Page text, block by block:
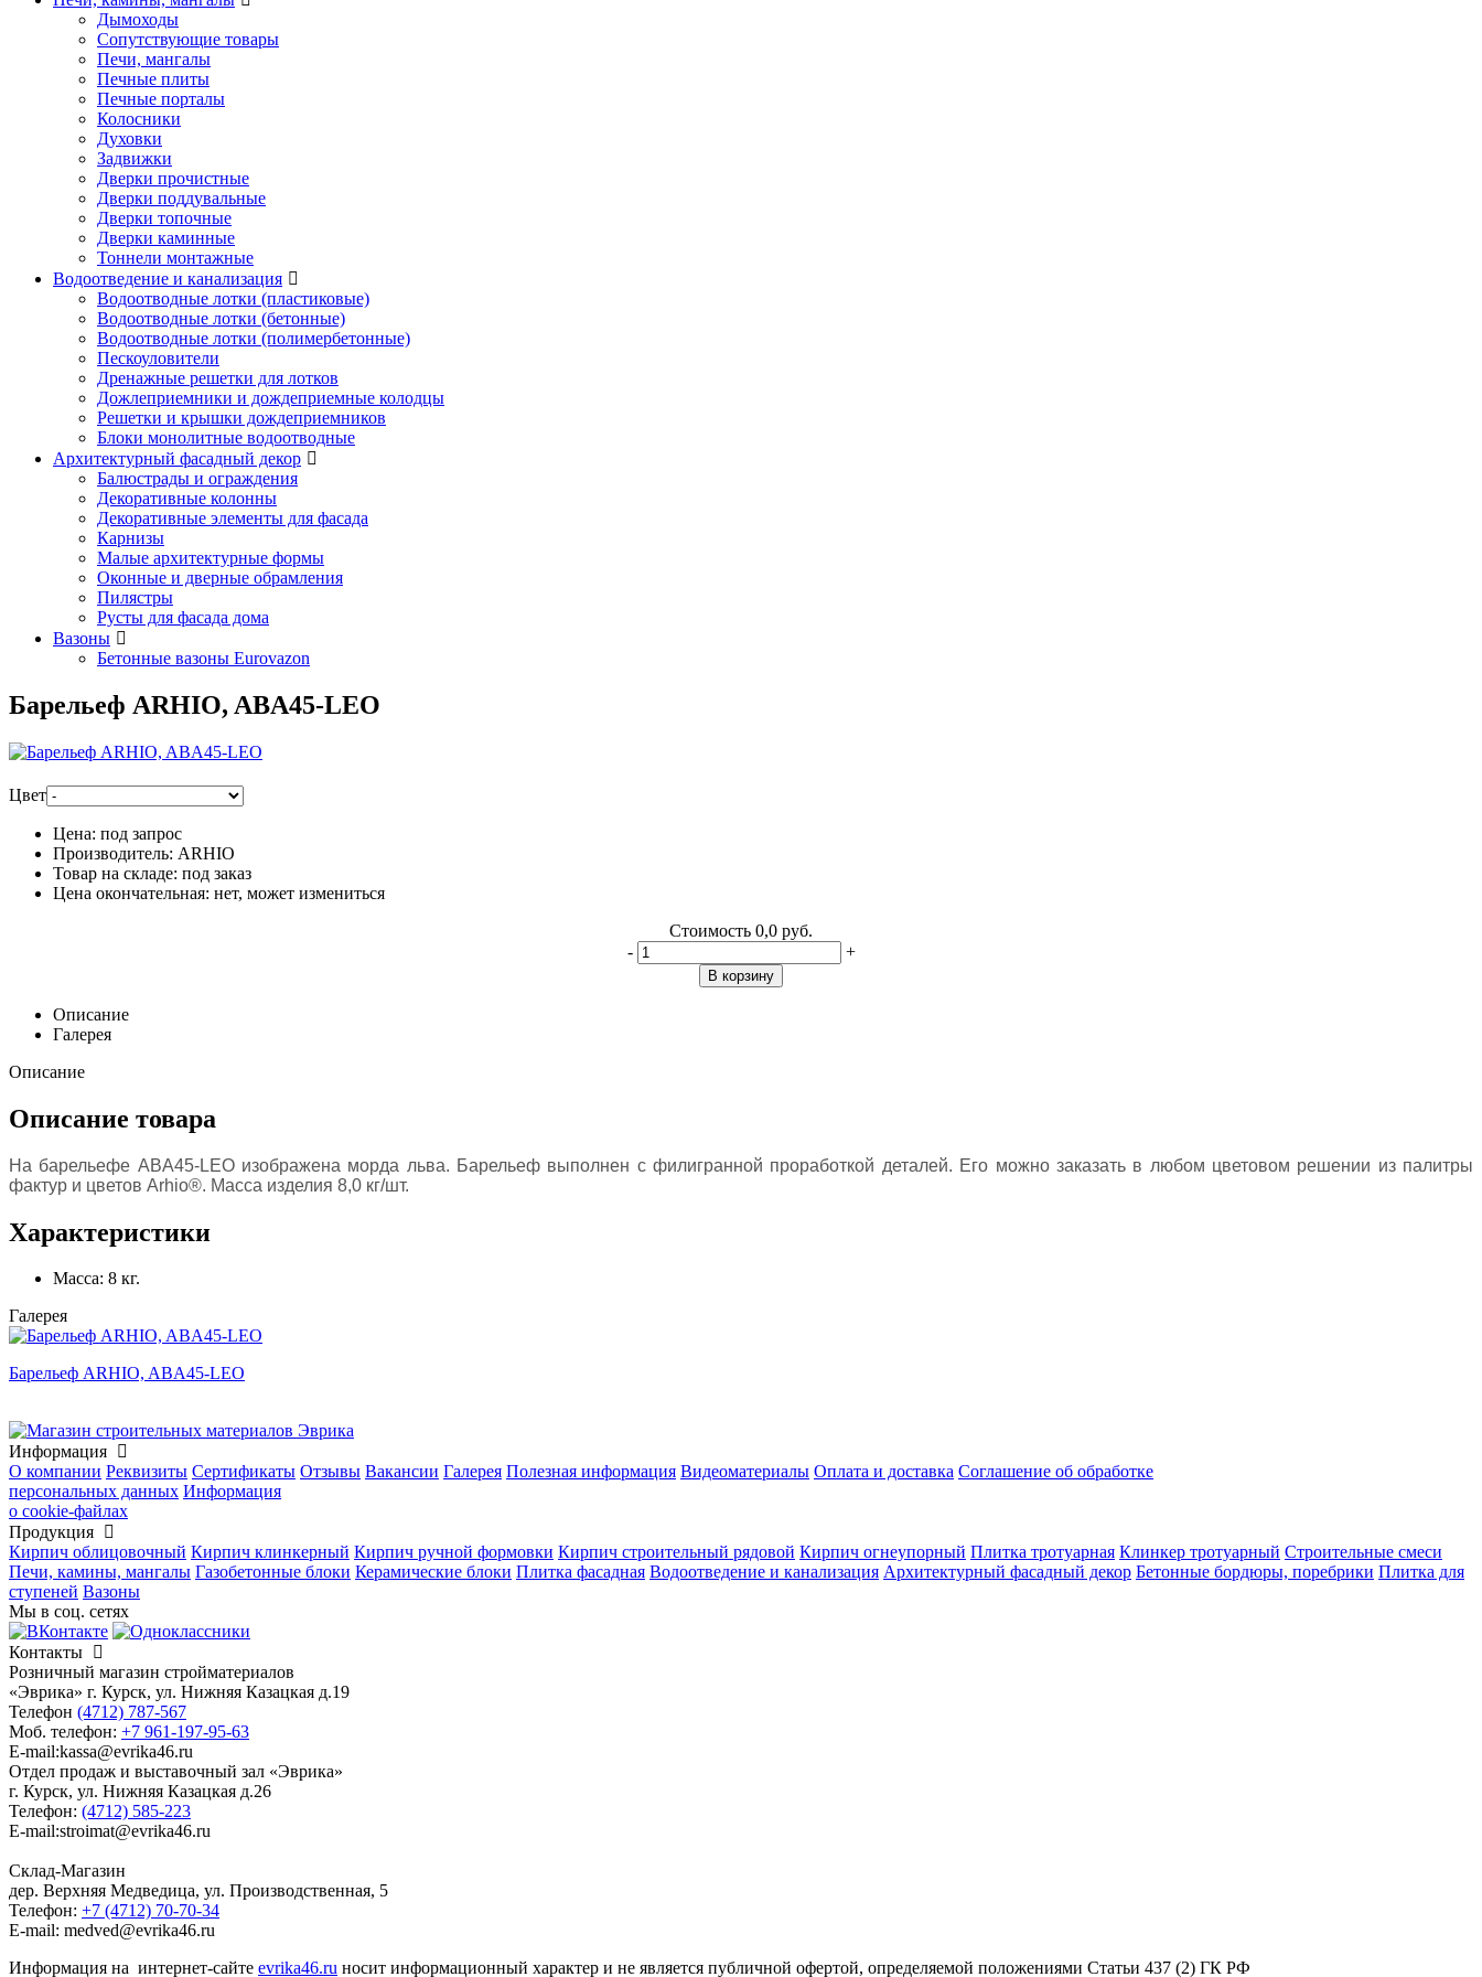
Дымоходы
Сопутствующие товары
Печи, мангалы
Печные плиты
Печные порталы
Колосники
Духовки
Задвижки
Дверки прочистные
Дверки поддувальные
Дверки топочные
Дверки каминные
Тоннели монтажные
Водоотведение и канализация
Водоотводные лотки (пластиковые)
Водоотводные лотки (бетонные)
Водоотводные лотки (полимербетонные)
Пескоуловители
Дренажные решетки для лотков
Дожлеприемники и дождеприемные колодцы
Решетки и крышки дождеприемников
Блоки монолитные водоотводные
Архитектурный фасадный декор
Балюстрады и ограждения
Декоративные колонны
Декоративные элементы для фасада
Карнизы
Малые архитектурные формы
Оконные и дверные обрамления
Пилястры
Русты для фасада дома
Вазоны
Бетонные вазоны Eurovazon
Барельеф ARHIO, ABA45-LEO
Цвет
Цена: под запрос
Производитель: ARHIO
Товар на складе: под заказ
Цена окончательная: нет, может измениться
Стоимость 0,0 руб.
-
+
В корзину
Описание
Галерея
Описание
Описание товара
На барельефе ABA45-LEO изображена морда льва. Барельеф выполнен с филигранной проработкой деталей. Его можно заказать в любом цветовом решении из палитры
фактур и цветов Arhio®. Масса изделия 8,0 кг/шт.
Характеристики
Масса: 8 кг.
Галерея
Барельеф ARHIO, ABA45-LEO
Информация
О компании Реквизиты Сертификаты Отзывы Вакансии Галерея Полезная информация Видеоматериалы Оплата и доставка Соглашение об обработке
персональных данных Информация
о cookie-файлах
Продукция
Кирпич облицовочный Кирпич клинкерный Кирпич ручной формовки Кирпич строительный рядовой Кирпич огнеупорный Плитка тротуарная Клинкер тротуарный Строительные смеси
Печи, камины, мангалы Газобетонные блоки Керамические блоки Плитка фасадная Водоотведение и канализация Архитектурный фасадный декор Бетонные бордюры, поребрики Плитка для
ступеней Вазоны
Мы в соц. сетях
Контакты
Розничный магазин стройматериалов
«Эврика» г. Курск, ул. Нижняя Казацкая д.19
Телефон (4712) 787-567
Моб. телефон: +7 961-197-95-63
E-mail:kassa@evrika46.ru
Отдел продаж и выставочный зал «Эврика»
г. Курск, ул. Нижняя Казацкая д.26
Телефон: (4712) 585-223
E-mail:stroimat@evrika46.ru
Склад-Магазин
дер. Верхняя Медведица, ул. Производственная, 5
Телефон: +7 (4712) 70-70-34
E-mail: medved@evrika46.ru
Информация на интернет-сайте evrika46.ru носит информационный характер и не является публичной офертой, определяемой положениями Статьи 437 (2) ГК РФ